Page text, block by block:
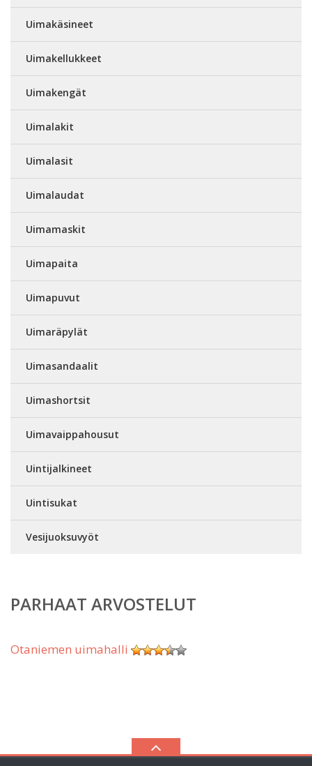
Uimakäsineet
Uimakellukkeet
Uimakengät
Uimalakit
Uimalasit
Uimalaudat
Uimamaskit
Uimapaita
Uimapuvut
Uimaräpylät
Uimasandaalit
Uimashortsit
Uimavaippahousut
Uintijalkineet
Uintisukat
Vesijuoksuvyöt
PARHAAT ARVOSTELUT
Otaniemen uimahalli